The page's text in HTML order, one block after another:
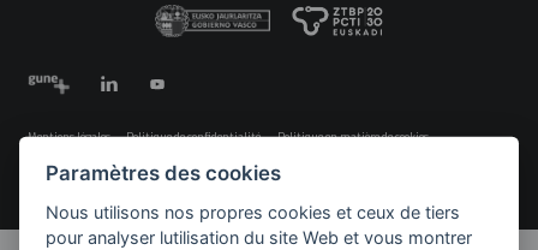
Menú
legales
Mentions légales Politique de confidentialité
Politique en matière de cookies
Paramètres des cookies
Nous utilisons nos propres cookies et ceux de tiers
pour analyser lutilisation du site Web et vous montrer